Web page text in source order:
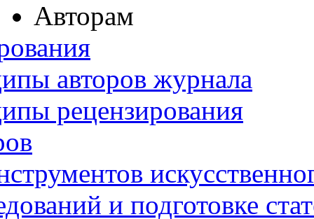
Авторам
авторов журнала
рецензирования
и подготовке